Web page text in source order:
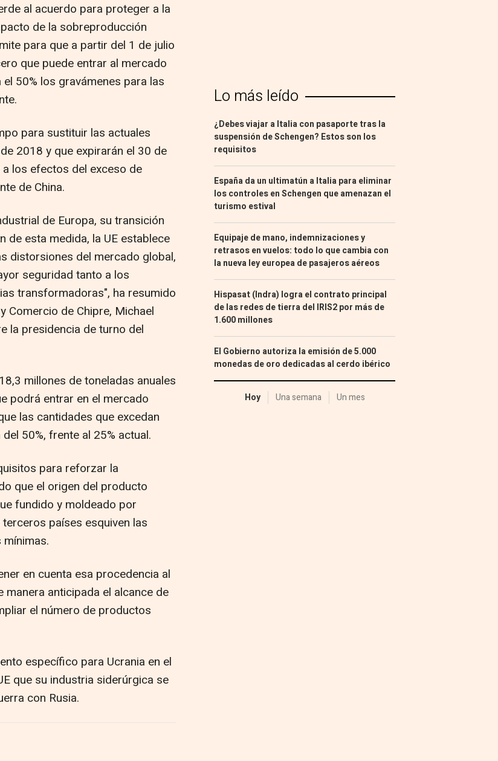
al acuerdo para proteger a la
de la sobreproducción
para que a partir del 1 de julio
que puede entrar al mercado
50% los gravámenes para las
para sustituir las actuales
2018 y que expirarán el 30 de
los efectos del exceso de
de China.
de Europa, su transición
de esta medida, la UE establece
distorsiones del mercado global,
seguridad tanto a los
transformadoras", ha resumido
Comercio de Chipre, Michael
la presidencia de turno del
millones de toneladas anuales
podrá entrar en el mercado
las cantidades que excedan
50%, frente al 25% actual.
para reforzar la
que el origen del producto
fundido y moldeado por
países esquiven las
en cuenta esa procedencia al
anticipada el alcance de
el número de productos
específico para Ucrania en el
que su industria siderúrgica se
con Rusia.
Lo más leído
¿Debes viajar a Italia con pasaporte tras la
suspensión de Schengen? Estos son los
requisitos
España da un ultimatún a Italia para eliminar
los controles en Schengen que amenazan el
turismo estival
Equipaje de mano, indemnizaciones y
retrasos en vuelos: todo lo que cambia con
la nueva ley europea de pasajeros aéreos
Hispasat (Indra) logra el contrato principal
de las redes de tierra del IRIS2 por más de
1.600 millones
El Gobierno autoriza la emisión de 5.000
monedas de oro dedicadas al cerdo ibérico
Hoy Una semana Un mes